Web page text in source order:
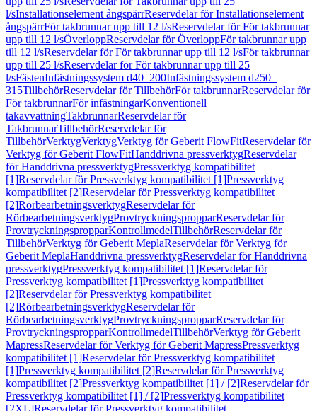
l/sInstallationselement ångspärrReservdelar för Installationselement
ångspärrFör takbrunnar upp till 12 l/sReservdelar för För takbrunnar
upp till 12 l/sÖverloppReservdelar för ÖverloppFör takbrunnar upp
till 12 l/sReservdelar för För takbrunnar upp till 12 l/sFör takbrunnar
upp till 25 l/sReservdelar för För takbrunnar upp till 25
l/sFästenInfästningssystem d40–200Infästningssystem d250–
315TillbehörReservdelar för TillbehörFör takbrunnarReservdelar för
För takbrunnarFör infästningarKonventionell
takavvattningTakbrunnarReservdelar för
TakbrunnarTillbehörReservdelar för
TillbehörVerktygVerktygVerktyg för Geberit FlowFitReservdelar för
Verktyg för Geberit FlowFitHanddrivna pressverktygReservdelar
för Handdrivna pressverktygPressverktyg kompatibilitet
[1]Reservdelar för Pressverktyg kompatibilitet [1]Pressverktyg
kompatibilitet [2]Reservdelar för Pressverktyg kompatibilitet
[2]RörbearbetningsverktygReservdelar för
RörbearbetningsverktygProvtryckningspropparReservdelar för
ProvtryckningspropparKontrollmedelTillbehörReservdelar för
TillbehörVerktyg för Geberit MeplaReservdelar för Verktyg för
Geberit MeplaHanddrivna pressverktygReservdelar för Handdrivna
pressverktygPressverktyg kompatibilitet [1]Reservdelar för
Pressverktyg kompatibilitet [1]Pressverktyg kompatibilitet
[2]Reservdelar för Pressverktyg kompatibilitet
[2]RörbearbetningsverktygReservdelar för
RörbearbetningsverktygProvtryckningspropparReservdelar för
ProvtryckningspropparKontrollmedelTillbehörVerktyg för Geberit
MapressReservdelar för Verktyg för Geberit MapressPressverktyg
kompatibilitet [1]Reservdelar för Pressverktyg kompatibilitet
[1]Pressverktyg kompatibilitet [2]Reservdelar för Pressverktyg
kompatibilitet [2]Pressverktyg kompatibilitet [1] / [2]Reservdelar för
Pressverktyg kompatibilitet [1] / [2]Pressverktyg kompatibilitet
[2XL]Reservdelar för Pressverktyg kompatibilitet